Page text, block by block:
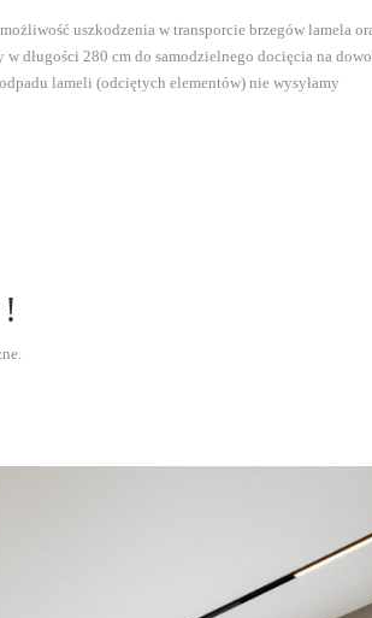
uszkodzenia w transporcie brzegów lamela
w długości 280 cm do samodzielnego docięcia na
lameli (odciętych elementów) nie wysyłamy